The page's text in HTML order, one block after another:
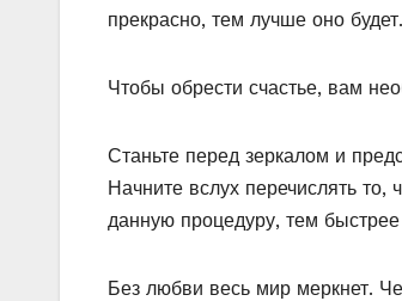
прекрасно, тем лучше оно
Чтобы обрести счастье, вам
Станьте перед зеркалом и
Начните вслух перечислять
данную процедуру, тем
Без любви весь мир меркнет.